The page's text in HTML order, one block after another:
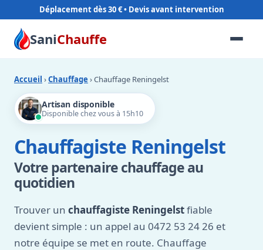
Déplacement dès 30 €
SaniChauffe
Accueil ›Chauffage › Chauffage Reningelst
Artisan disponible
Disponible chez vous à 15h10
Chauffagiste Reningelst
Votre partenaire chauffage au
quotidien
Trouver un chauffagiste Reningelstfiable
devient simple : un appel au 0472 53 24 26 et
notre équipe se met en route. Chauffage